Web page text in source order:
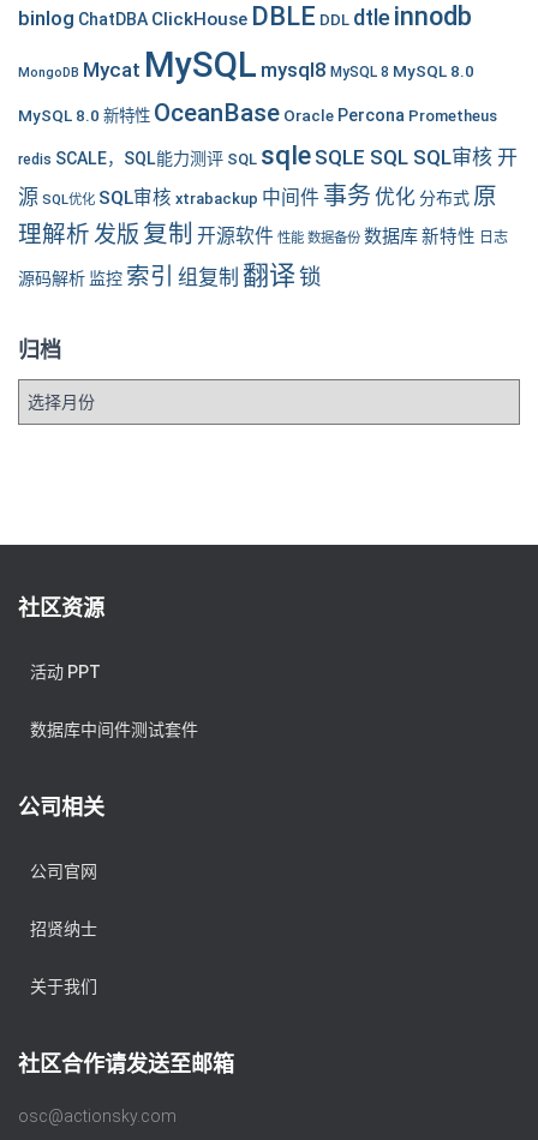
binlog ChatDBA ClickHouse DBLE DDL dtleinnodb
MongoDB Mycat MySQL mysql8 MySQL 8 MySQL 8.0
MySQL 8.0 新特性 OceanBase Oracle Percona Prometheus
redis SCALE，SQL能力测评 SQL sqle SQLE SQL SQL审核 开
源 SQL优化 SQL审核 xtrabackup 中间件 事务 优化 分布式 原
理解析发版 复制 开源软件 性能 数据备份 数据库新特性 日志
源码解析 监控 索引 组复制 翻译锁
归档
社区资源
活动 PPT
数据库中间件测试套件
公司相关
公司官网
招贤纳士
关于我们
社区合作请发送至邮箱
osc@actionsky.com